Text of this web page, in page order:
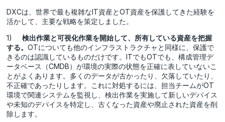
DXCは、世界で最も複雑なIT資産とOT資産を保護してきた経験を
活かして、主要な戦略を策定しました。
1)検出作業と可視化作業を開始して、所有している資産を把握
する。OTについても他のインフラストラクチャと同様に、保護で
きるのは認識しているものだけです。ITでもOTでも、構成管理デ
ータベース（CMDB）が環境の実際の状態を正確に表していないこ
とがよくあります。多くのデータが古かったり、欠落していたり、
不正確であったりします。これに対処するには、担当チームがOT
環境で関連システムを監視し、検出作業を実施して新しいデバイス
や未知のデバイスを特定し、古くなった資産や廃止された資産を削
除します。